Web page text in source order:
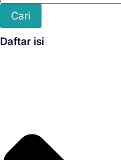
Cari
Daftar isi